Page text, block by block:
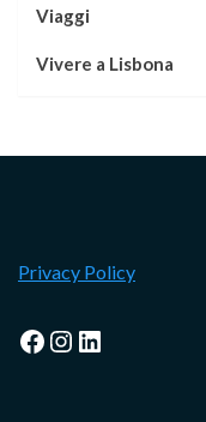
Viaggi
Vivere a Lisbona
Privacy Policy
Facebook
Instagram
LinkedIn